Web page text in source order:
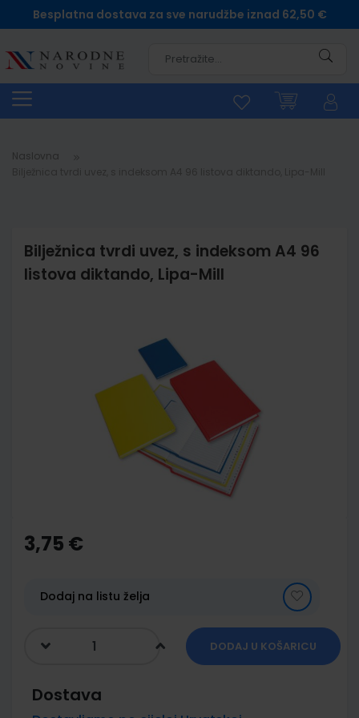
Besplatna dostava za sve narudžbe iznad 62,50 €
Naslovna
Bilježnica tvrdi uvez, s indeksom A4 96
listova diktando, Lipa-Mill
the
beginning
gallery
3,75 €
Dodaj na listu želja
DODAJ U KOŠARICU
Dostava